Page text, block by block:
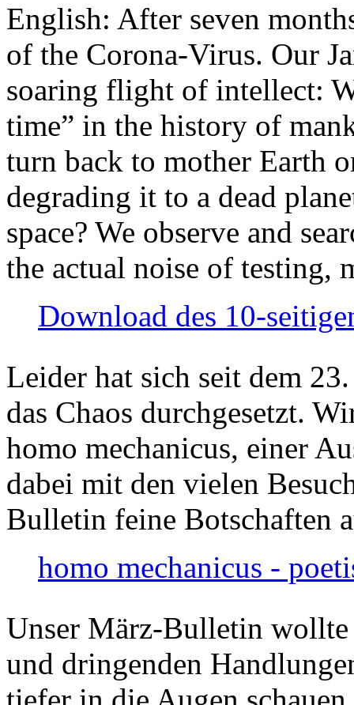
English: After seven
of the Corona-Virus. Our
soaring flight of intellect:
time” in the history of
turn back to mother Earth
degrading it to a dead
space? We observe and
the actual noise of testing,
Download des 10-
Leider hat sich seit dem
das Chaos durchgesetzt.
homo mechanicus, einer
dabei mit den vielen
Bulletin feine Botschaften
homo mechanicus -
Unser März-Bulletin
und dringenden